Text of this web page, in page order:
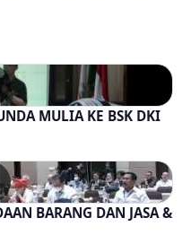
MULIA KE BSK DKI
BARANG DAN JASA &